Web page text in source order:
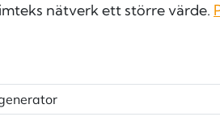
nätverk ett större värde.